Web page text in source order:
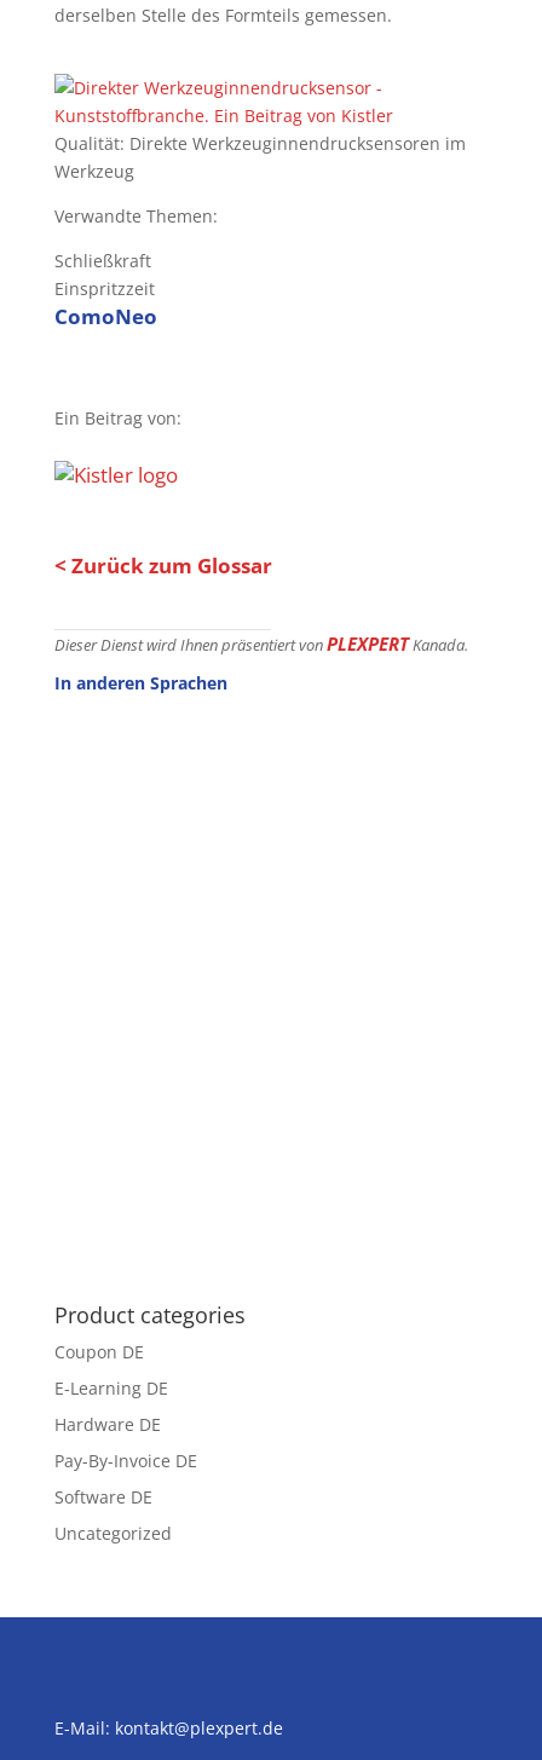
derselben Stelle des Formteils gemessen.
Qualität: Direkte Werkzeuginnendrucksensoren im
Werkzeug
Verwandte Themen:
Schließkraft
Einspritzzeit
ComoNeo
Ein Beitrag von:
< Zurück zum Glossar
Dieser Dienst wird Ihnen präsentiert vonPLEXPERTKanada.
In anderen Sprachen
Product categories
Coupon DE
E-Learning DE
Hardware DE
Pay-By-Invoice DE
Software DE
Uncategorized
E-Mail: kontakt@plexpert.de